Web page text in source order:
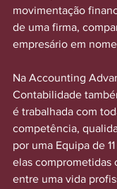
movimentação
de uma firma,
empresário em
Na Accounting
Contabilidade
é trabalhada com
competência,
por uma Equipa de
elas comprometidas
entre uma vida